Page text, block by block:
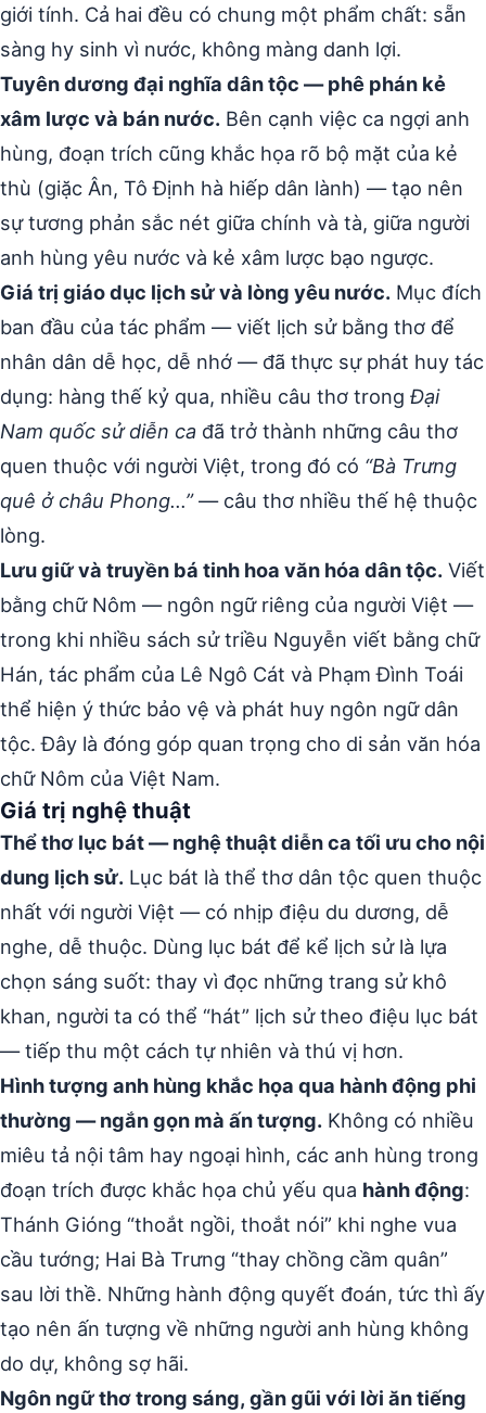
giới tính. Cả hai đều có chung một phẩm chất: sẵn
sàng hy sinh vì nước, không màng danh lợi.
Tuyên dương đại nghĩa dân tộc — phê phán kẻ
xâm lược và bán nước. Bên cạnh việc ca ngợi anh
hùng, đoạn trích cũng khắc họa rõ bộ mặt của kẻ
thù (giặc Ân, Tô Định hà hiếp dân lành) — tạo nên
sự tương phản sắc nét giữa chính và tà, giữa người
anh hùng yêu nước và kẻ xâm lược bạo ngược.
Giá trị giáo dục lịch sử và lòng yêu nước. Mục đích
ban đầu của tác phẩm — viết lịch sử bằng thơ để
nhân dân dễ học, dễ nhớ — đã thực sự phát huy tác
dụng: hàng thế kỷ qua, nhiều câu thơ trong Đại
Nam quốc sử diễn ca đã trở thành những câu thơ
quen thuộc với người Việt, trong đó có “Bà Trưng
quê ở châu Phong…”— câu thơ nhiều thế hệ thuộc
lòng.
Lưu giữ và truyền bá tinh hoa văn hóa dân tộc. Viết
bằng chữ Nôm — ngôn ngữ riêng của người Việt —
trong khi nhiều sách sử triều Nguyễn viết bằng chữ
Hán, tác phẩm của Lê Ngô Cát và Phạm Đình Toái
thể hiện ý thức bảo vệ và phát huy ngôn ngữ dân
tộc. Đây là đóng góp quan trọng cho di sản văn hóa
chữ Nôm của Việt Nam.
Giá trị nghệ thuật
Thể thơ lục bát — nghệ thuật diễn ca tối ưu cho nội
dung lịch sử. Lục bát là thể thơ dân tộc quen thuộc
nhất với người Việt — có nhịp điệu du dương, dễ
nghe, dễ thuộc. Dùng lục bát để kể lịch sử là lựa
chọn sáng suốt: thay vì đọc những trang sử khô
khan, người ta có thể “hát” lịch sử theo điệu lục bát
— tiếp thu một cách tự nhiên và thú vị hơn.
Hình tượng anh hùng khắc họa qua hành động phi
thường — ngắn gọn mà ấn tượng. Không có nhiều
miêu tả nội tâm hay ngoại hình, các anh hùng trong
đoạn trích được khắc họa chủ yếu qua hành động:
Thánh Gióng “thoắt ngồi, thoắt nói” khi nghe vua
cầu tướng; Hai Bà Trưng “thay chồng cầm quân”
sau lời thề. Những hành động quyết đoán, tức thì ấy
tạo nên ấn tượng về những người anh hùng không
do dự, không sợ hãi.
Ngôn ngữ thơ trong sáng, gần gũi với lời ăn tiếng